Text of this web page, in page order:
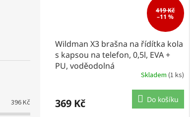
396Kč
419 Kč
–11 %
Wildman X3 brašna na řídítka kola
s kapsou na telefon, 0,5l, EVA +
PU, voděodolná
Skladem (1 ks)
369 Kč Do košíku